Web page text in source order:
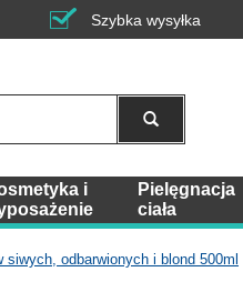
Szybka wysyłka
i
Pielęgnacja
ciała
siwych, odbarwionych i blond 500ml